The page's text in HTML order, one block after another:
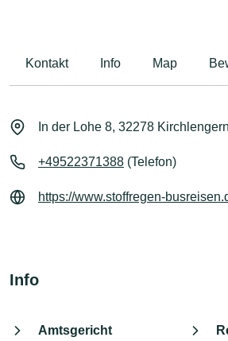
Kontakt Info Map
In der Lohe 8, 32278 Kirchlengern
+49522371388 (Telefon)
https://www.stoffregen-
Info
Amtsgericht